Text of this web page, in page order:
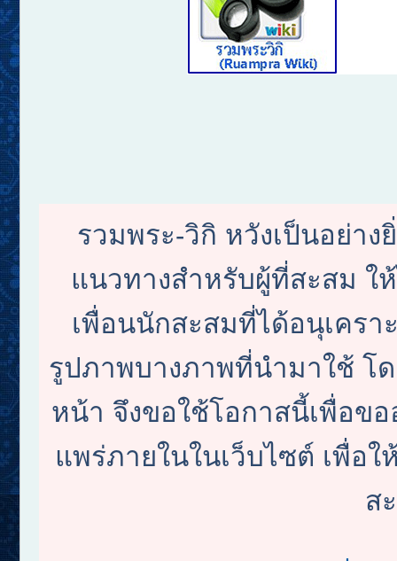
รวมพระ-วิกิ หวังเป็นอย่า
แนวทางสำหรับผู้ที่สะสม
เพื่อนนักสะสมที่ได้อนุเคร
รูปภาพบางภาพที่นำมาใช้ โ
หน้า จึงขอใช้โอกาสนี้เพื่อข
แพร่ภายในในเว็บไซต์ เพื่อ
ส